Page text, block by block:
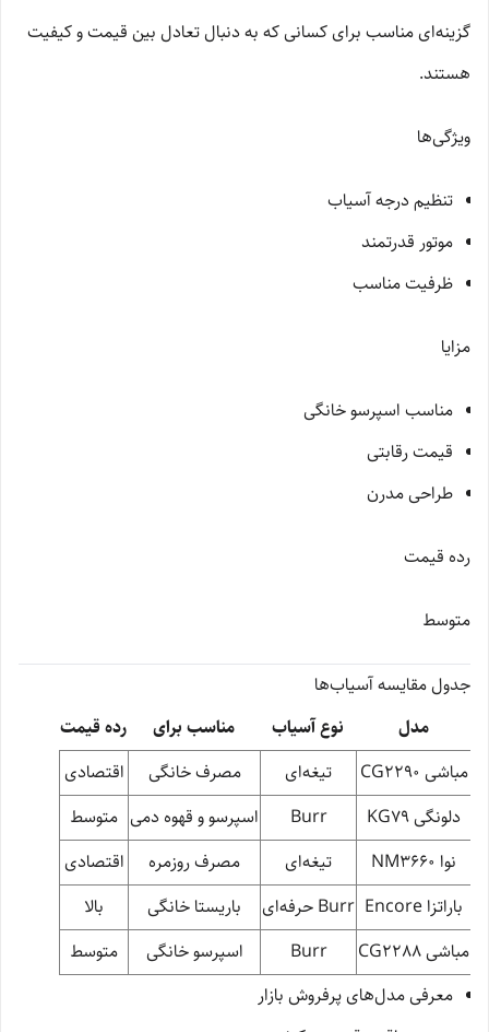
گزینه‌ای مناسب برای کسانی که به دنبال تعادل بین قیمت و کیفیت
هستند.
ویژگی‌ها
تنظیم درجه آسیاب
موتور قدرتمند
ظرفیت مناسب
مزایا
مناسب اسپرسو خانگی
قیمت رقابتی
طراحی مدرن
رده قیمت
متوسط
جدول مقایسه آسیاب‌ها
مدل
نوع آسیاب مناسب برای
رده قیمت
مباشی CG2290
تیغه‌ای مصرف خانگی
اقتصادی
دلونگی KG79
Burr اسپرسو و قهوه دمی متوسط
نوا NM3660
تیغه‌ای مصرف روزمره
اقتصادی
باراتزا Encore
Burr حرفه‌ای باریستا خانگی
بالا
مباشی CG2288
Burr اسپرسو خانگی
متوسط
معرفی مدل‌های پرفروش بازار